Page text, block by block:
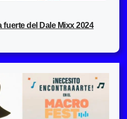
fuerte del Dale Mixx 2024